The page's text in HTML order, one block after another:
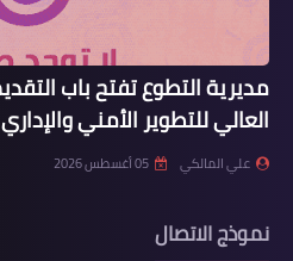
العالي للتطوير الأمني والإداري
علي المالكي 05 أغسطس 2026
نموذج الاتصال